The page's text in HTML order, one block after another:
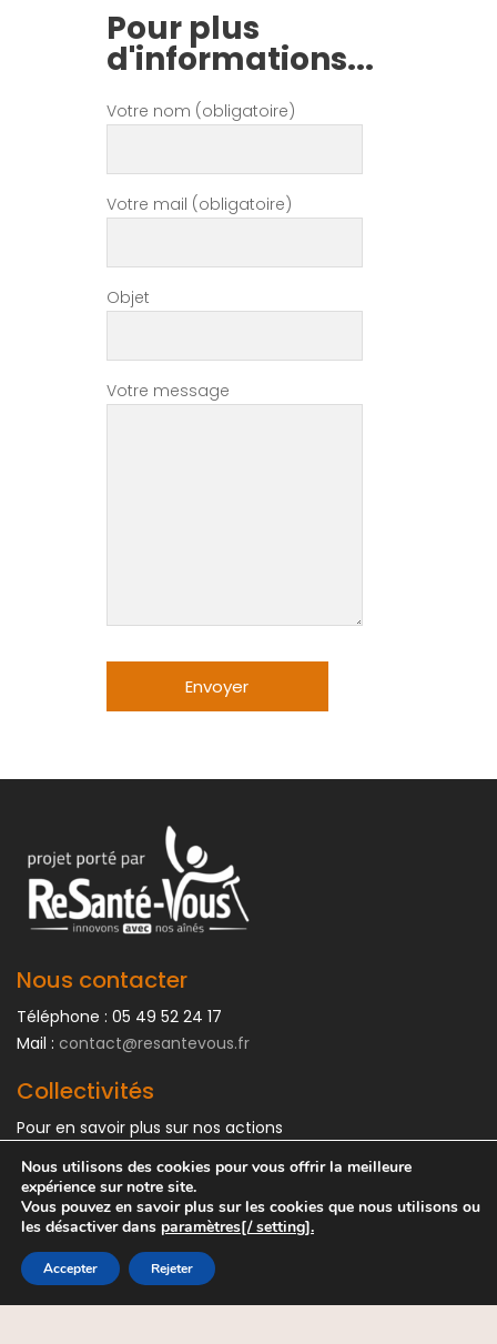
Pour plus
d'informations...
Votre nom (obligatoire)
Votre mail (obligatoire)
Objet
Votre message
Nous contacter
Téléphone : 05 49 52 24 17
Mail : contact@resantevous.fr
Collectivités
Pour en savoir plus sur nos actions
Cliquez ici
mentions légales
Nous utilisons des cookies pour vous offrir la meilleure
expérience sur notre site.
Vous pouvez en savoir plus sur les cookies que nous utilisons ou
les désactiver dans paramètres[/ setting].
Accepter Rejeter